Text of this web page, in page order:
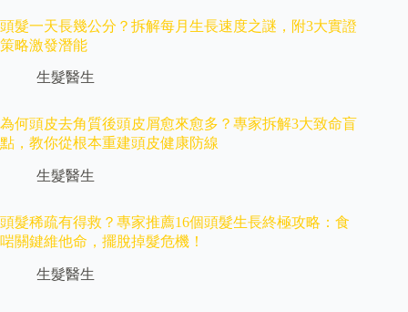
頭髮一天長幾公分？拆解每月生長速度之謎，附3大實證
策略激發潛能
生髮醫生
為何頭皮去角質後頭皮屑愈來愈多？專家拆解3大致命盲
點，教你從根本重建頭皮健康防線
生髮醫生
頭髮稀疏有得救？專家推薦16個頭髮生長終極攻略：食
啱關鍵維他命，擺脫掉髮危機！
生髮醫生